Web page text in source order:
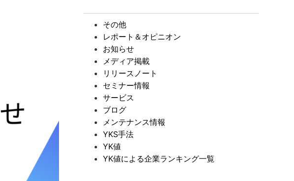
その他
レポート＆オピニオン
お知らせ
メディア掲載
リリースノート
セミナー情報
サービス
ブログ
メンテナンス情報
YKS手法
YK値
YK値による企業ランキング一覧